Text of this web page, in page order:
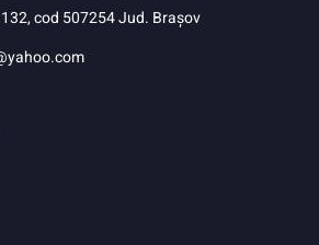
cod 507254 Jud. Braşov